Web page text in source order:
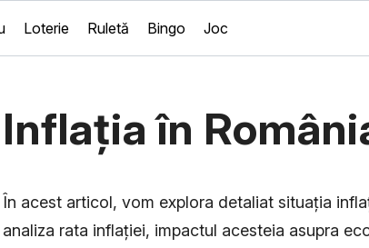
Loterie Ruletă Bingo Joc
Inflația în
În acest articol, vom explora detaliat situația
analiza rata inflației, impactul acesteia asupra